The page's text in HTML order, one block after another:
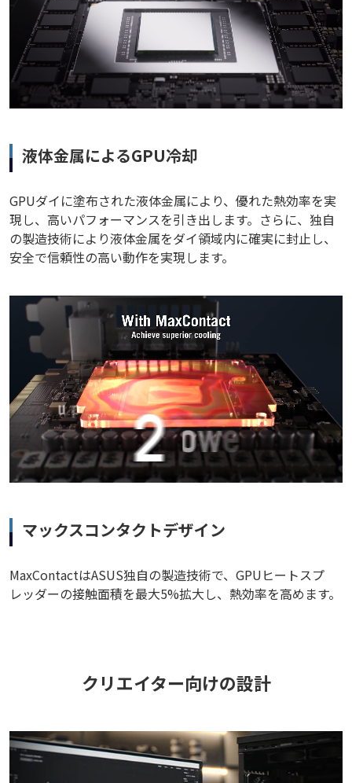
液体金属によるGPU冷却
GPUダイに塗布された液体金属により、優れた熱効率を実
現し、高いパフォーマンスを引き出します。さらに、独自
の製造技術により液体金属をダイ領域内に確実に封止し、
安全で信頼性の高い動作を実現します。
マックスコンタクトデザイン
MaxContactはASUS独自の製造技術で、GPUヒートスプ
レッダーの接触面積を最大5%拡大し、熱効率を高めます。
クリエイター向けの設計